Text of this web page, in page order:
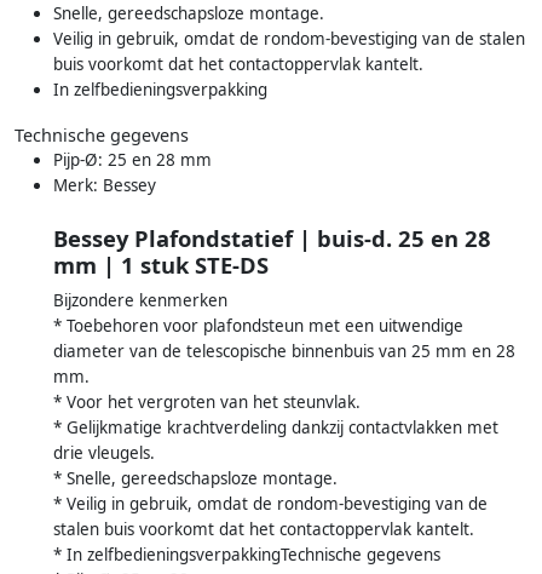
Snelle, gereedschapsloze montage.
Veilig in gebruik, omdat de rondom-bevestiging van de stalen
buis voorkomt dat het contactoppervlak kantelt.
In zelfbedieningsverpakking
Technische gegevens
Pijp-Ø: 25 en 28 mm
Merk: Bessey
Bessey Plafondstatief | buis-d. 25 en 28
mm | 1 stuk STE-DS
Bijzondere kenmerken
* Toebehoren voor plafondsteun met een uitwendige
diameter van de telescopische binnenbuis van 25 mm en 28
mm.
* Voor het vergroten van het steunvlak.
* Gelijkmatige krachtverdeling dankzij contactvlakken met
drie vleugels.
* Snelle, gereedschapsloze montage.
* Veilig in gebruik, omdat de rondom-bevestiging van de
stalen buis voorkomt dat het contactoppervlak kantelt.
* In zelfbedieningsverpakkingTechnische gegevens